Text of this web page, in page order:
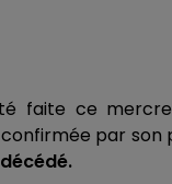
faite ce
confirmée par son